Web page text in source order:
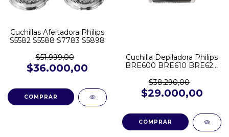
Cuchillas Afeitadora Philips
S5582 S5588 S7783 S5898
$51.999,00
$36.000,00
Cuchilla Depiladora Philips
BRE600 BRE610 BRE620
BRE650 BRE712 BRE720
BRE730
$38.290,00
$29.000,00